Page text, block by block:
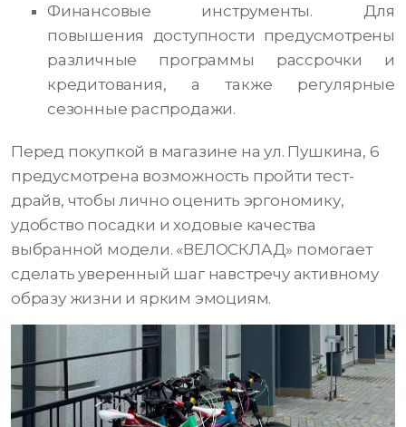
Финансовые инструменты. Для
повышения доступности предусмотрены
различные программы рассрочки и
кредитования, а также регулярные
сезонные распродажи.
Перед покупкой в магазине на ул. Пушкина, 6
предусмотрена возможность пройти тест-
драйв, чтобы лично оценить эргономику,
удобство посадки и ходовые качества
выбранной модели. «ВЕЛОСКЛАД» помогает
сделать уверенный шаг навстречу активному
образу жизни и ярким эмоциям.